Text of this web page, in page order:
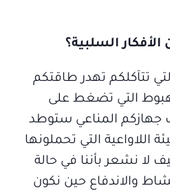
السلبية؟
تتآكلكم تهدر طاقتكم
التي تضغط على
المناعي ستوطد
اللاواعية التي تحملونها
لا نشعر بأننا في حالة
والاندفاع حين نكون